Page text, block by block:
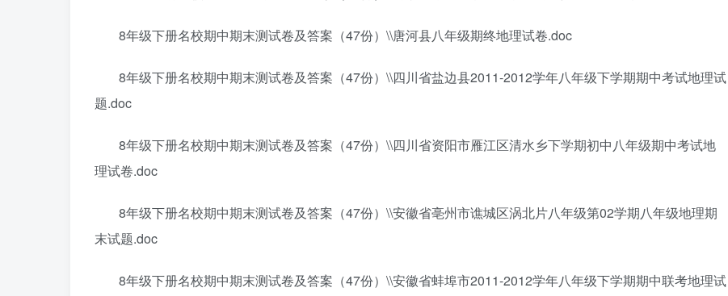
8年级下册名校期中期末测试卷及答案（47份）\\唐河县八年级期终地理试卷.doc
8年级下册名校期中期末测试卷及答案（47份）\\四川省盐边县2011-2012学年八年级下学期期中考试地理试
题.doc
8年级下册名校期中期末测试卷及答案（47份）\\四川省资阳市雁江区清水乡下学期初中八年级期中考试地
理试卷.doc
8年级下册名校期中期末测试卷及答案（47份）\\安徽省亳州市谯城区涡北片八年级第02学期八年级地理期
末试题.doc
8年级下册名校期中期末测试卷及答案（47份）\\安徽省蚌埠市2011-2012学年八年级下学期期中联考地理试